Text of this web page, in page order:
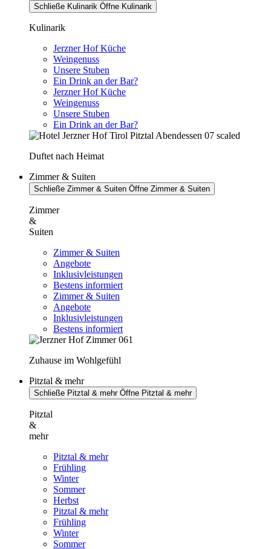
Schließe Kulinarik Öffne Kulinarik
Kulinarik
Jerzner Hof Küche
Weingenuss
Unsere Stuben
Ein Drink an der Bar?
Jerzner Hof Küche
Weingenuss
Unsere Stuben
Ein Drink an der Bar?
Duftet nach Heimat
Zimmer & Suiten
Schließe Zimmer & Suiten Öffne Zimmer & Suiten
Zimmer
&
Suiten
Zimmer & Suiten
Angebote
Inklusivleistungen
Bestens informiert
Zimmer & Suiten
Angebote
Inklusivleistungen
Bestens informiert
Zuhause im Wohlgefühl
Pitztal & mehr
Schließe Pitztal & mehr Öffne Pitztal & mehr
Pitztal
&
mehr
Pitztal & mehr
Frühling
Winter
Sommer
Herbst
Pitztal & mehr
Frühling
Winter
Sommer